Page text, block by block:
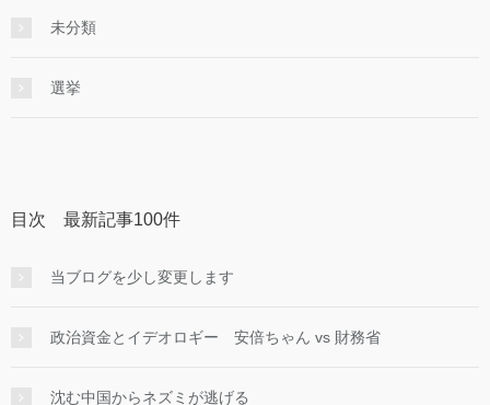
未分類
選挙
目次 最新記事100件
当ブログを少し変更します
政治資金とイデオロギー 安倍ちゃん vs 財務省
沈む中国からネズミが逃げる